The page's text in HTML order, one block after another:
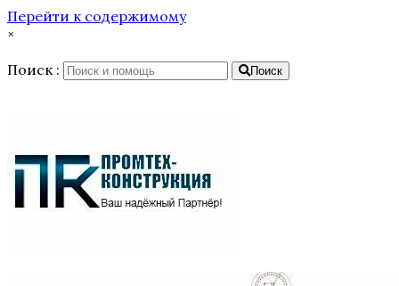
Перейти к содержимому
×
Поиск :
Поиск